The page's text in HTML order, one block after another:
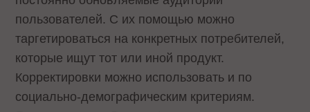
пользователей. С их помощью можно
таргетироваться на конкретных потребителей,
которые ищут тот или иной продукт.
Корректировки можно использовать и по
социально-демографическим критериям.